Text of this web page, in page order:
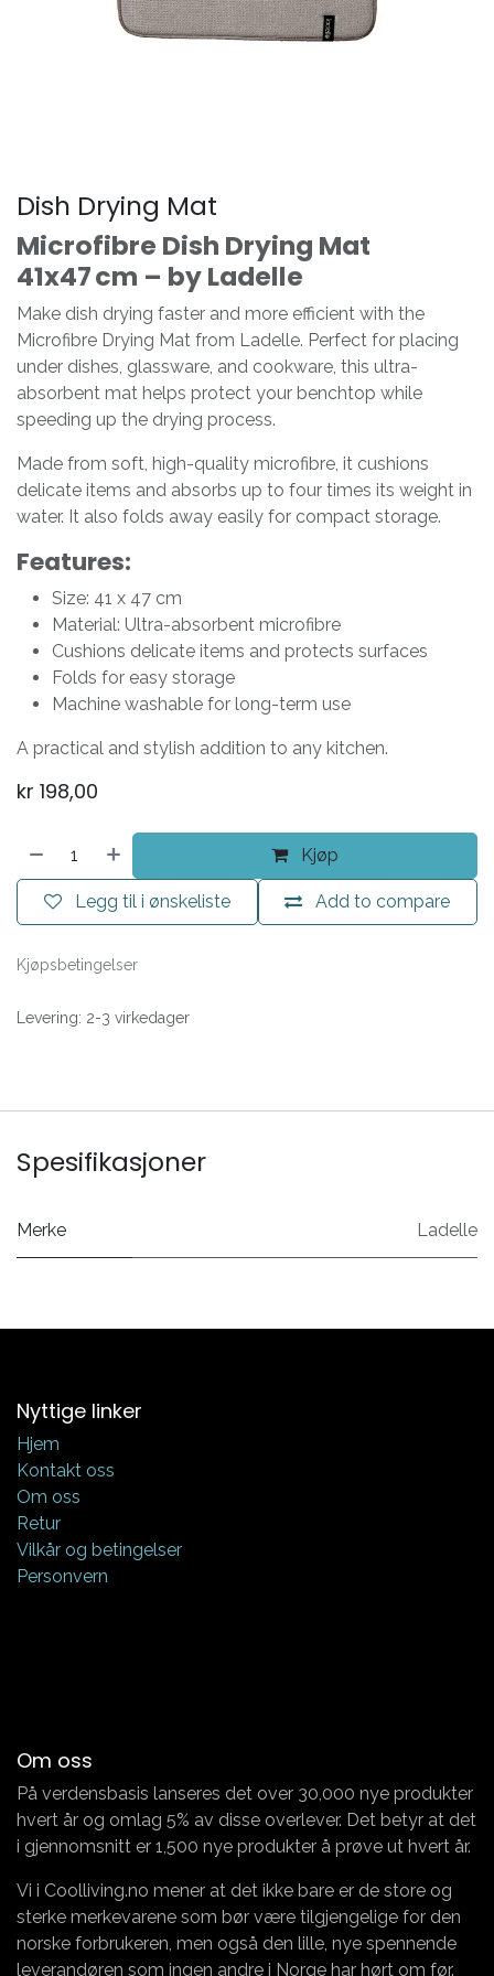
Dish Drying Mat
Microfibre Dish Drying Mat
41x47 cm – by Ladelle
Make dish drying faster and more efficient with the
Microfibre Drying Mat from Ladelle. Perfect for placing
under dishes, glassware, and cookware, this ultra-
absorbent mat helps protect your benchtop while
speeding up the drying process.
Made from soft, high-quality microfibre, it cushions
delicate items and absorbs up to four times its weight in
water. It also folds away easily for compact storage.
Features:
Size: 41 x 47 cm
Material: Ultra-absorbent microfibre
Cushions delicate items and protects surfaces
Folds for easy storage
Machine washable for long-term use
A practical and stylish addition to any kitchen.
kr 198,00
Kjøp
Add to compare
Legg til i ønskeliste
Kjøpsbetingelser
Levering: 2-3 virkedager
Spesifikasjoner
Merke Ladelle
Nyttige linker
Hjem
Kontakt oss
Om oss
Retur
Vilkår og betingelser
Personvern
Om oss
På verdensbasis lanseres det over 30,000 nye produkter
hvert år og omlag 5% av disse overlever. Det betyr at det
i gjennomsnitt er 1,500 nye produkter å prøve ut hvert år.
Vi i Coolliving.no mener at det ikke bare er de store og
sterke merkevarene som bør være tilgjengelige for den
norske forbrukeren, men også den lille, nye spennende
leverandøren som ingen andre i Norge har hørt om før.